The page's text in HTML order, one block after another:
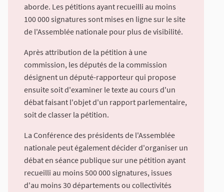
aborde. Les pétitions ayant recueilli au moins
100 000 signatures sont mises en ligne sur le site
de l'Assemblée nationale pour plus de visibilité.
Après attribution de la pétition à une
commission, les députés de la commission
désignent un député-rapporteur qui propose
ensuite soit d'examiner le texte au cours d'un
débat faisant l'objet d'un rapport parlementaire,
soit de classer la pétition.
La Conférence des présidents de l'Assemblée
nationale peut également décider d'organiser un
débat en séance publique sur une pétition ayant
recueilli au moins 500 000 signatures, issues
d'au moins 30 départements ou collectivités